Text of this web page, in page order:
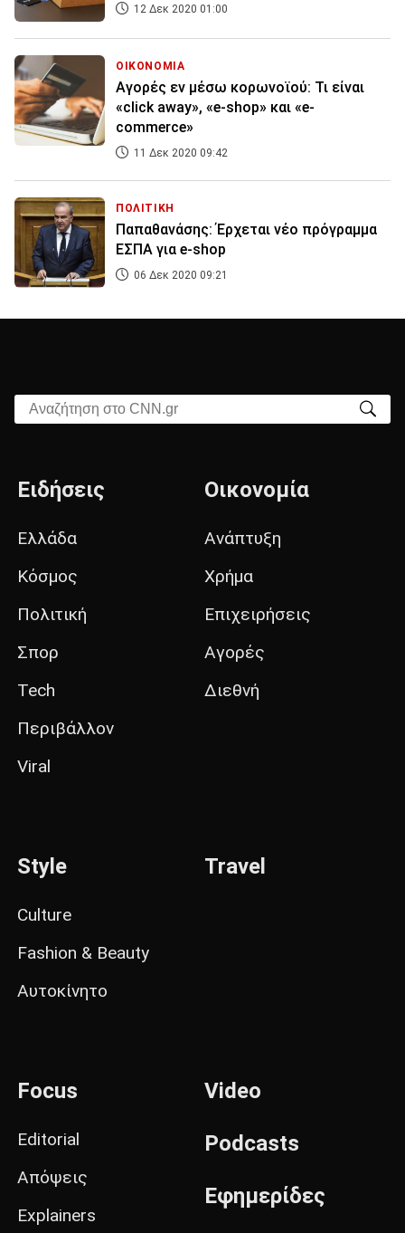
12 Δεκ 2020 01:00
ΟΙΚΟΝΟΜΙΑ
Αγορές εν μέσω κορωνοϊού: Τι είναι
«click away», «e-shop» και «e-
commerce»
11 Δεκ 2020 09:42
ΠΟΛΙΤΙΚΗ
Παπαθανάσης: Έρχεται νέο πρόγραμμα
ΕΣΠΑ για e-shop
06 Δεκ 2020 09:21
Αναζήτηση στο CNN.gr
Ειδήσεις
Ελλάδα
Κόσμος
Πολιτική
Σπορ
Tech
Περιβάλλον
Viral
Οικονομία
Ανάπτυξη
Χρήμα
Επιχειρήσεις
Αγορές
Διεθνή
Style
Culture
Fashion & Beauty
Αυτοκίνητο
Travel
Focus
Editorial
Απόψεις
Explainers
Video
Podcasts
Εφημερίδες